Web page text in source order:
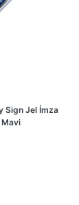
Sign Jel İmza
Mavi